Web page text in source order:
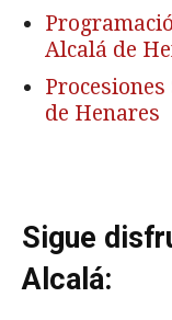
Alcalá de
Procesiones
de Henares
Sigue
Alcalá: